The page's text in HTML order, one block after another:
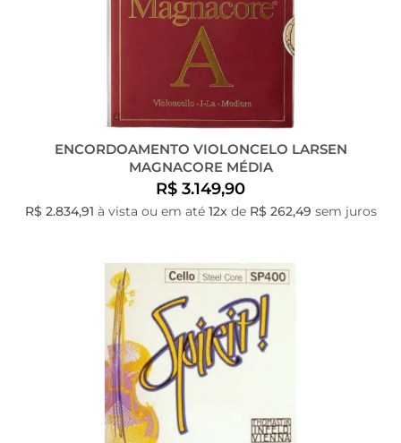
ENCORDOAMENTO VIOLONCELO LARSEN
MAGNACORE MÉDIA
R$ 3.149,90
R$ 2.834,91 à vista ou em até 12xde R$ 262,49 sem juros